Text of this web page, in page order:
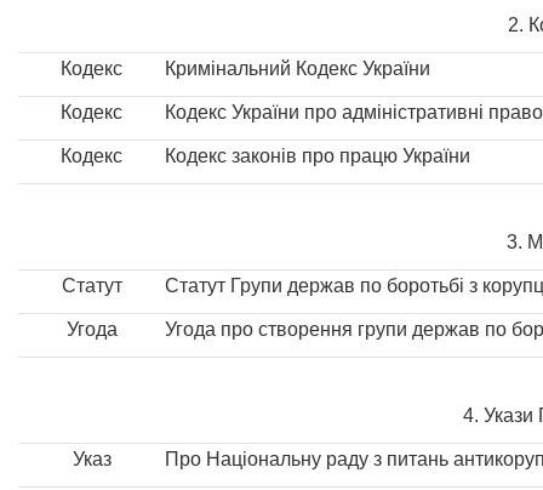
2.
Кодекс Кримінальний Кодекс України
Кодекс Кодекс України про адміністративні
Кодекс Кодекс законів про працю України
3.
Статут Статут Групи держав по боротьбі з
Угода Угода про створення групи держав по
4. Укази
Указ Про Національну раду з питань